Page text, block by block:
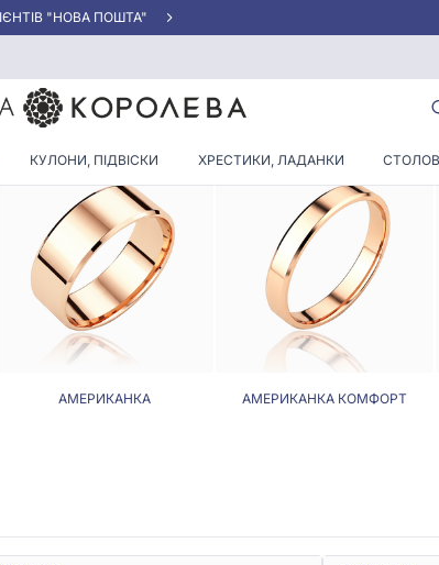
"НОВА ПОШТА"
КУЛОНИ, ПІДВІСКИ ХРЕСТИКИ, ЛАДАНКИ
УНІСЕКС
АМЕРИКАНКА АМЕРИКАНКА КОМФОРТ